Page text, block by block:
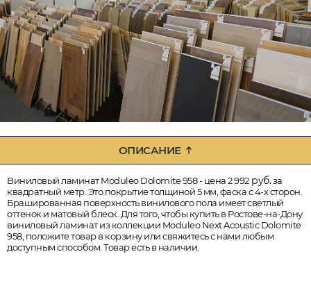
ОПИСАНИЕ
Виниловый ламинат Moduleo Dolomite 958 - цена 2 992руб.за
квадратный метр. Это покрытие толщиной 5 мм, фаска с 4-х сторон.
Брашированная поверхность винилового пола имеет светлый
оттенок и матовый блеск. Для того, чтобы купить в Ростове-на-Дону
виниловый ламинат из коллекции Moduleo Next Acoustic Dolomite
958, положите товар в корзину или свяжитесь с нами любым
доступным способом. Товар есть в наличии.